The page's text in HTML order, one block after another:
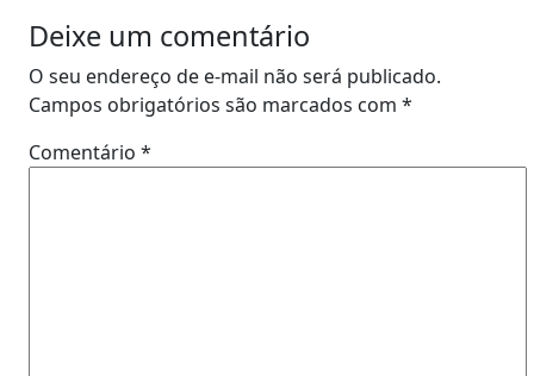
Deixe um comentário
O seu endereço de e-mail não será publicado.
Campos obrigatórios são marcados com *
Comentário *